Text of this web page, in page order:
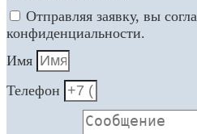
Отправляя заявку, вы
конфиденциальности.
Имя
Телефон